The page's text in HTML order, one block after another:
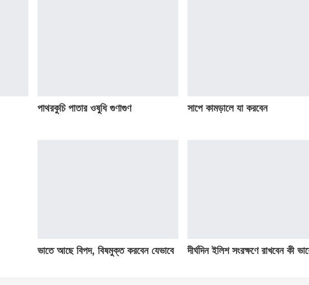
পাথরকুচি পাতার ওষুধি গুণাগুণ সাপে কামড়ালে যা করবেন
ভাতে আছে বিপদ, বিষমুক্ত করবেন যেভাবে দীর্ঘদিন ইলিশ সংরক্ষণে রাখবেন কী